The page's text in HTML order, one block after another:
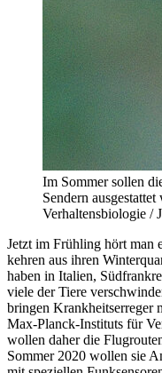
Im Sommer sollen
Sendern
Verhaltensbiologie /
Jetzt im Frühling hört man
kehren aus ihren
haben in Italien,
viele der Tiere
bringen Krankheitserreger
Max-Planck-Instituts für
wollen daher die
Sommer 2020 wollen sie